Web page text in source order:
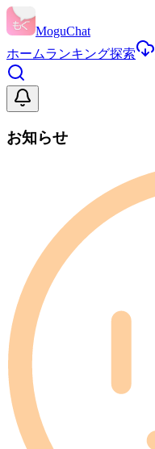
MoguChat
ホームランキング探索
お知らせ